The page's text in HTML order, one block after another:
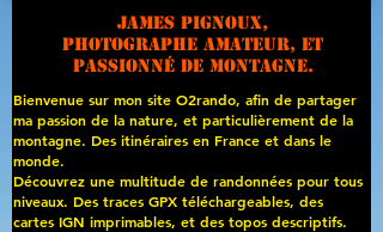
James PIGNOUX,
photographe amateur, et
passionné de montagne.
Bienvenue sur mon site O2rando, afin de partager
ma passion de la nature, et particulièrement de la
montagne. Des itinéraires en France et dans le
monde.
Découvrez une multitude de randonnées pour tous
niveaux. Des traces GPX téléchargeables, des
cartes IGN imprimables, et des topos descriptifs.